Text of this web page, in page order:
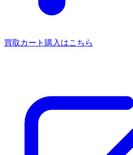
買取カート 購入はこちら